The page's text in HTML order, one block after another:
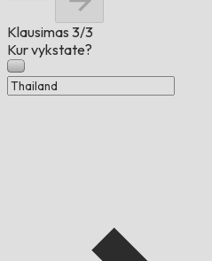
Klausimas 3/3
Kur vykstate?